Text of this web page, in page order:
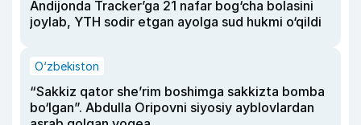
Andijonda Tracker’ga 21 nafar bog‘cha bolasini
joylab, YTH sodir etgan ayolga sud hukmi o‘qildi
O‘zbekiston
“Sakkiz qator she’rim boshimga sakkizta bomba
bo‘lgan”. Abdulla Oripovni siyosiy ayblovlardan